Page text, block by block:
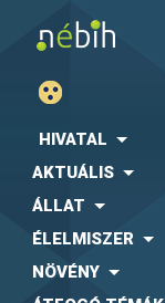
HIVATAL
AKTUÁLIS
ÁLLAT
ÉLELMISZER
NÖVÉNY